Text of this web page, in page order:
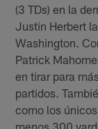
(3 TDs) en la
Justin Herbert
Washington.
Patrick
en tirar para
partidos.
como los
menos 300